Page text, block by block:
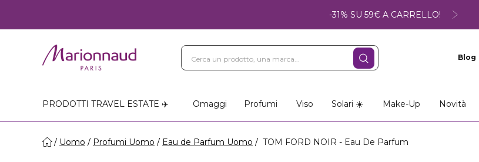
-31% SU 59€ A CARRELLO!
Blog
PRODOTTI TRAVEL ESTATE ✈️ Omaggi Profumi Viso Solari ☀️ Make-Up Novità
Uomo Profumi Uomo Eau de Parfum Uomo TOM FORD NOIR - Eau De Parfum